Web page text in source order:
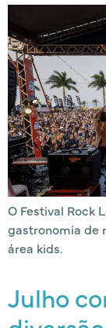
O Festival Rock
gastronomia de
área kids.
Julho